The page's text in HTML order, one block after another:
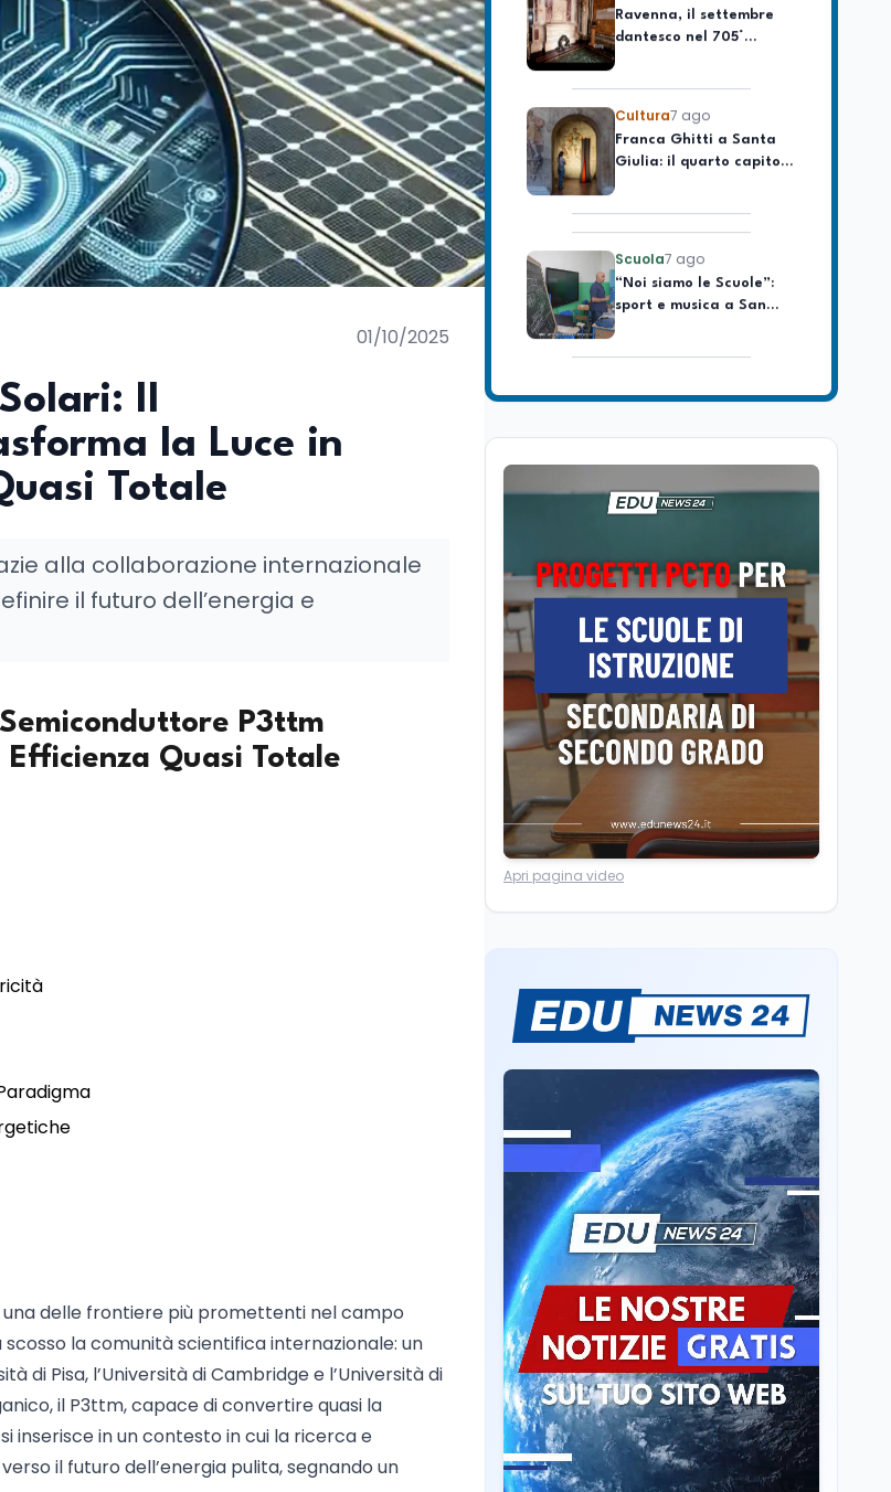
01/10/2025
Il
la Luce in
Totale
alla collaborazione internazionale
il futuro dell’energia e
P3ttm
Quasi Totale
delle frontiere più promettenti nel campo
la comunità scientifica internazionale: un
di Pisa, l’Università di Cambridge e l’Università di
il P3ttm, capace di convertire quasi la
inserisce in un contesto in cui la ricerca e
il futuro dell’energia pulita, segnando un
longevo dell’Italia
repubblicana
dantesco nel 705°
anniversario della morte
Cultura7 ago
Franca Ghitti a Santa
Giulia: il quarto capitolo
dei Palcoscenici
Scuola7 ago
“Noi siamo le Scuole”:
sport e musica a San
Miniato, STEM a Lerici
Mondo7 ago
studente 14enne uccide
Camere in ferie,
elettorale e Rai. La
premier Meloni attesa a
celebrare il governo più
longevo dell’Italia
repubblicana
Cultura7 ago
Ravenna, il settembre
dantesco nel 705°
anniversario della morte
del Sommo Poeta
Cultura7 ago
Franca Ghitti a Santa
Giulia: il quarto capitolo
Scuola7 ago
“Noi siamo le Scuole”:
Sparatoria a Bangkok:
studente 14enne uccide
5 insegnanti e i nonni
Editoriali7 ago
Camere in ferie,
riapertura il 9
settembre tra legge
elettorale e Rai. La
premier Meloni attesa a
Bari il 4 settembre per
celebrare il governo più
longevo dell’Italia
repubblicana
Cultura7 ago
Ravenna, il settembre
dantesco nel 705°
anniversario della morte
del Sommo Poeta
Cultura 7 ago
Franca Ghitti a Santa
Giulia: il quarto capitolo
dei Palcoscenici
Apri pagina video